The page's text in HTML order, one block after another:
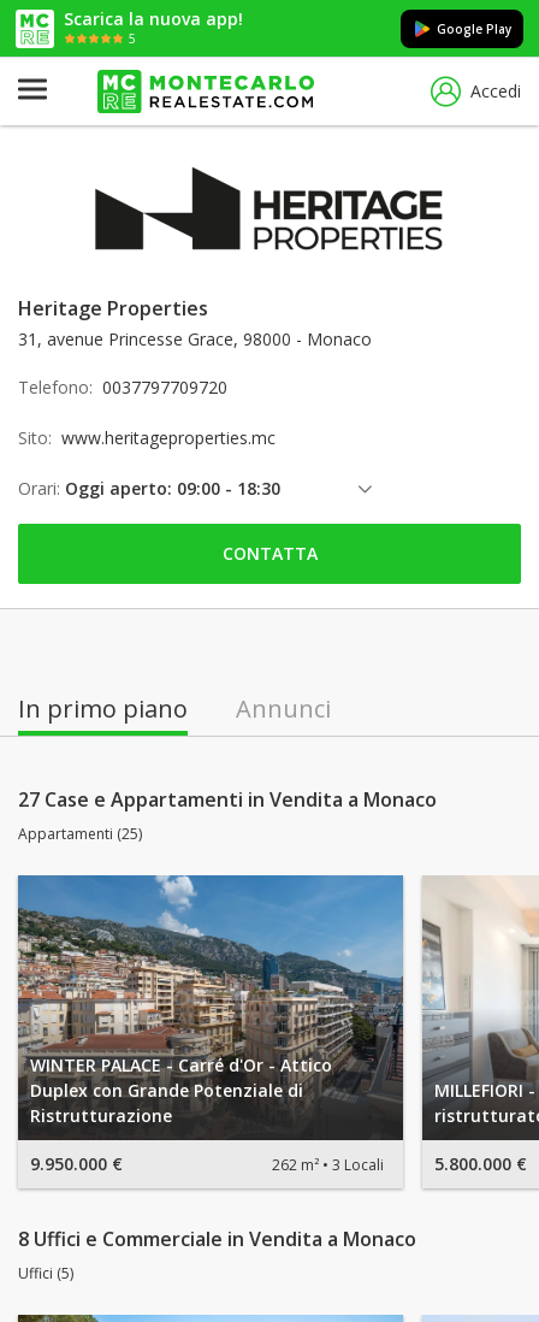
Scarica la nuova app!
5
Google Play
Accedi
Heritage Properties
31, avenue Princesse Grace, 98000 - Monaco
Telefono: 0037797709720
Sito: www.heritageproperties.mc
Orari: Oggi aperto: 09:00 - 18:30
venerdì: 09:00 - 18:30
mercoledì: 09:00 - 18:30
giovedì: 09:00 - 18:30
CONTATTA
In primo piano Annunci
27 Case e Appartamenti in Vendita a Monaco
Appartamenti (25)
WINTER PALACE - Carré d'Or - Attico
Duplex con Grande Potenziale di
Ristrutturazione
9.950.000 € 262 m² 3 Locali 5.800.000 €
8 Uffici e Commerciale in Vendita a Monaco
Uffici (5)